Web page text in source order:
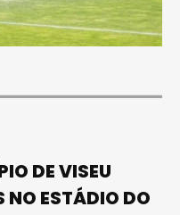
DE VISEU
NO ESTÁDIO DO